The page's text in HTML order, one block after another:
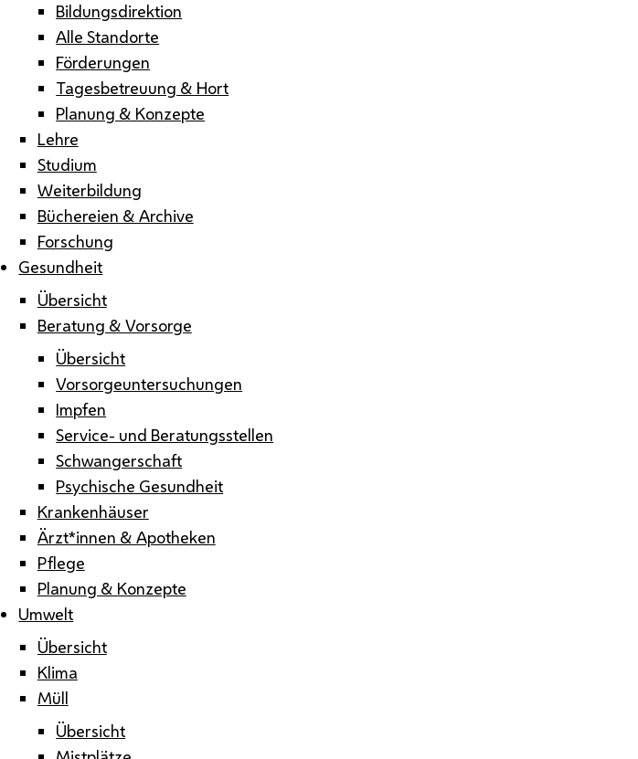
Bildungsdirektion
Alle Standorte
Förderungen
Tagesbetreuung & Hort
Planung & Konzepte
Lehre
Studium
Weiterbildung
Büchereien & Archive
Forschung
Gesundheit
Übersicht
Beratung & Vorsorge
Übersicht
Vorsorgeuntersuchungen
Impfen
Service- und Beratungsstellen
Schwangerschaft
Psychische Gesundheit
Krankenhäuser
Ärzt*innen & Apotheken
Pflege
Planung & Konzepte
Umwelt
Übersicht
Klima
Müll
Übersicht